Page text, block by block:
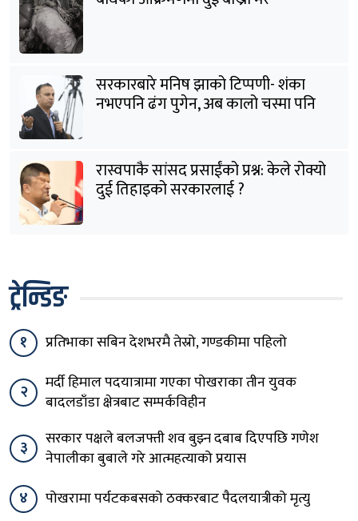
सरकारबारे मनिष झाको टिप्पणी- शंका
नभएपनि ढंग पुगेन, अब कालो चस्मा पनि
रास्वपाकै सांसद प्रसाईंको प्रश्न: केले रोक्यो
दुई तिहाइको सरकारलाई ?
ट्रेन्डिङ
१ प्रतिभाका सबिन देशभरमै तेस्रो, गण्डकीमा पहिलो
२
मर्दी हिमाल पदयात्रामा गएका पोखराका तीन युवक
बादलडाँडा क्षेत्रबाट सम्पर्कविहीन
३
सरकार पक्षले बलजफ्ती शव बुझ्न दबाब दिएपछि गणेश
नेपालीका बुबाले गरे आत्महत्याको प्रयास
४
पोखरामा पर्यटकबसको ठक्करबाट पैदलयात्रीको मृत्यु